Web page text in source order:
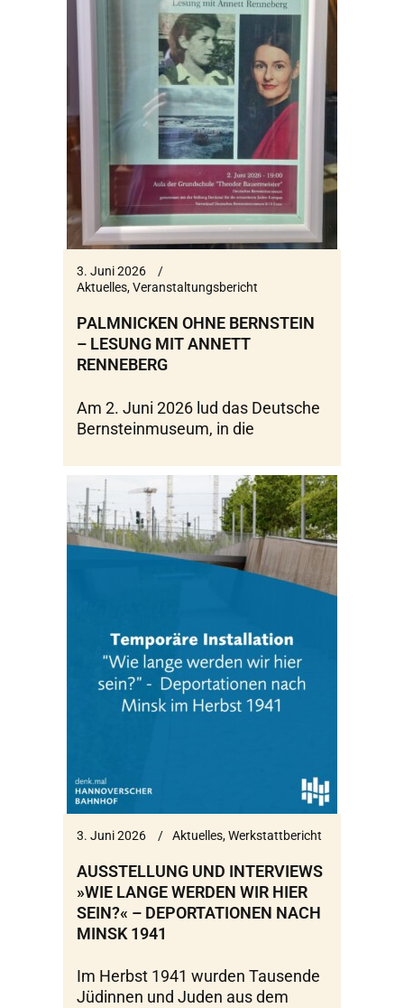
3. Juni 2026
Aktuelles,Veranstaltungsbericht
PALMNICKEN OHNE BERNSTEIN
– LESUNG MIT ANNETT
RENNEBERG
Am 2. Juni 2026 lud das Deutsche
Bernsteinmuseum, in die
3. Juni 2026 Aktuelles,Werkstattbericht
AUSSTELLUNG UND INTERVIEWS
»WIE LANGE WERDEN WIR HIER
SEIN?« – DEPORTATIONEN NACH
MINSK 1941
Im Herbst 1941 wurden Tausende
Jüdinnen und Juden aus dem